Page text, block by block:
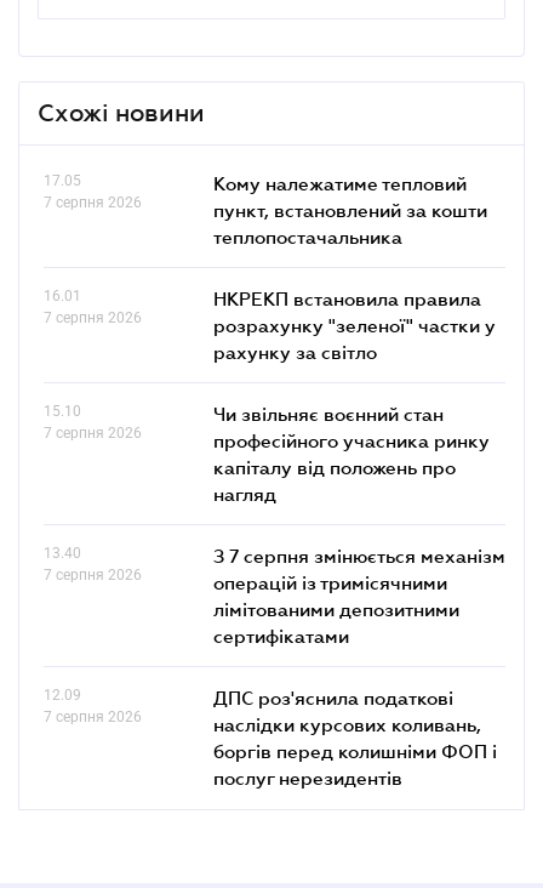
Схожі новини
17.05
7 серпня 2026
Кому належатиме тепловий
пункт, встановлений за кошти
теплопостачальника
16.01
7 серпня 2026
НКРЕКП встановила правила
розрахунку "зеленої" частки у
рахунку за світло
15.10
7 серпня 2026
Чи звільняє воєнний стан
професійного учасника ринку
капіталу від положень про
нагляд
13.40
7 серпня 2026
З 7 серпня змінюється механізм
операцій із тримісячними
лімітованими депозитними
сертифікатами
12.09
7 серпня 2026
ДПС роз'яснила податкові
наслідки курсових коливань,
боргів перед колишніми ФОП і
послуг нерезидентів